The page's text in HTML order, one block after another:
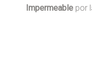
Impermeable por